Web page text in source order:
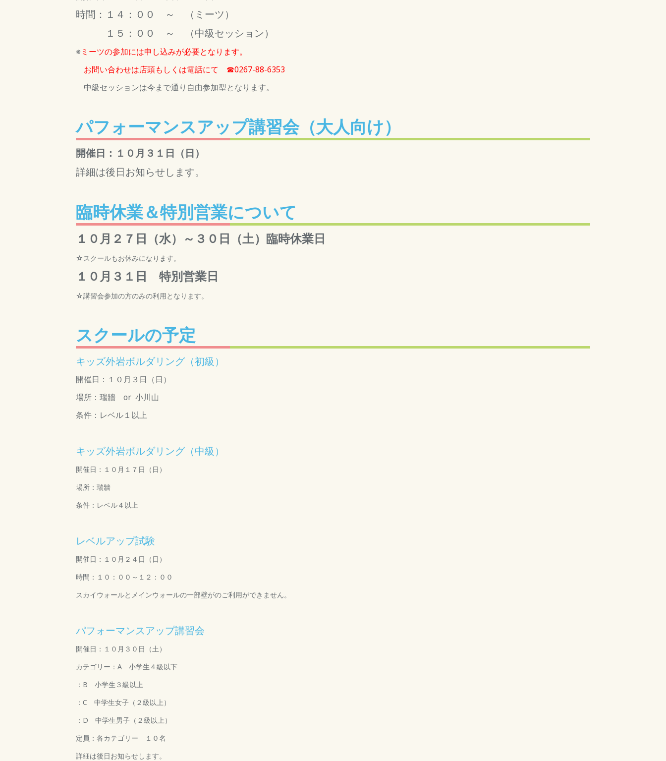
時間：１４：００ ～ （ミーツ）
１５：００ ～ （中級セッション）
※ミーツの参加には申し込みが必要となります。
お問い合わせは店頭もしくは電話にて ☎0267-88-6353
中級セッションは今まで通り自由参加型となります。
パフォーマンスアップ講習会（大人向け）
開催日：１０月３１日（日）
詳細は後日お知らせします。
臨時休業＆特別営業について
１０月２７日（水）～３０日（土）臨時休業日
☆スクールもお休みになります。
１０月３１日 特別営業日
☆講習会参加の方のみの利用となります。
スクールの予定
キッズ外岩ボルダリング（初級）
開催日：１０月３日（日）
場所：瑞牆 or 小川山
条件：レベル１以上
キッズ外岩ボルダリング（中級）
開催日：１０月１７日（日）
場所：瑞牆
条件：レベル４以上
レベルアップ試験
開催日：１０月２４日（日）
時間：１０：００～１２：００
スカイウォールとメインウォールの一部壁がのご利用ができません。
パフォーマンスアップ講習会
開催日：１０月３０日（土）
カテゴリー：A 小学生４級以下
：B 小学生３級以上
：C 中学生女子（２級以上）
：D 中学生男子（２級以上）
定員：各カテゴリー １０名
詳細は後日お知らせします。